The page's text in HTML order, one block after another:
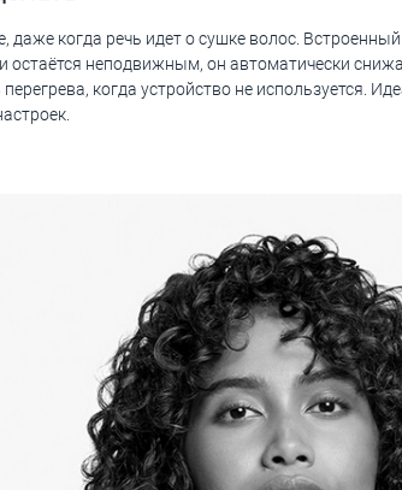
когда речь идет о сушке волос.
остаётся неподвижным, он автоматически
когда устройство не используется.